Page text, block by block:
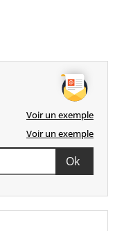
Voir un exemple
Voir un exemple